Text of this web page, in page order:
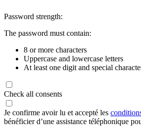
Password strength:
The password must contain:
8 or more characters
Uppercase and lowercase letters
At least one digit and special
Check all consents
Je confirme avoir lu et accepté les
bénéficier d’une assistance téléphonique